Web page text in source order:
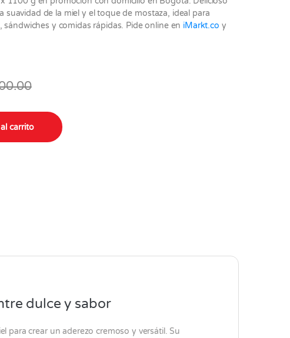
suavidad de la miel y el toque de mostaza, ideal para
y comidas rápidas. Pide online en iMarkt.co y
gr quantity
carrito
dulce y sabor
para crear un aderezo cremoso y versátil. Su